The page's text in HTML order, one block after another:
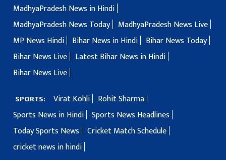
MadhyaPradesh News in Hindi
MadhyaPradesh News Today
MadhyaPradesh News Live
MP News Hindi
Bihar News in Hindi
Bihar News Today
Bihar News Live
Latest Bihar News in Hindi
Bihar News Live
SPORTS: Virat Kohli
Rohit Sharma
Sports News in Hindi Sports News Headlines
Today Sports News
Cricket Match Schedule
cricket news in hindi